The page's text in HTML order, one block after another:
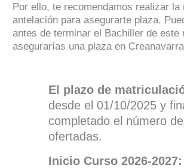
Por ello, te recomendamos realizar la
antelación para asegurarte plaza.
antes de terminar el Bachiller de este
asegurarías una plaza en
El plazo de
desde el 01/10/2025 y
completado el número
ofertadas.
Inicio Curso 2026-2027: